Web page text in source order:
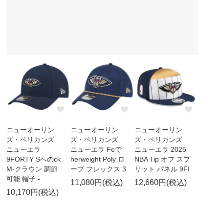
ニューオーリン
ズ・ペリカンズ
ニューエラ
9FORTY Sへのck
M-クラウン 調節
可能 帽子 -
10,170円(税込)
ニューオーリン
ズ・ペリカンズ
ニューエラ Feで
herweight Poly ロ
ープ フレックス 3
11,080円(税込)
ニューオーリン
ズ・ペリカンズ
ニューエラ 2025
NBA Tip オフ スプ
リット パネル 9FI
12,660円(税込)